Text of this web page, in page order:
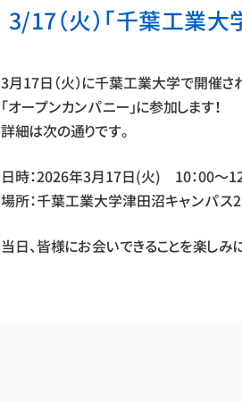
3/17（火）「千葉工業大
3月17日（火）に千葉工業大学で開催さ
「オープンカンパニー」に参加します！
詳細は次の通りです。
日時：2026年3月17日(火) 10：00～
場所：千葉工業大学津田沼キャンパス
当日、皆様にお会いできることを楽しみ